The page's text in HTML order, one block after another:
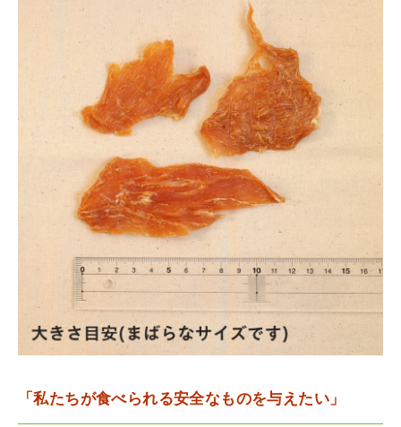
「私たちが食べられる安全なものを与えたい」